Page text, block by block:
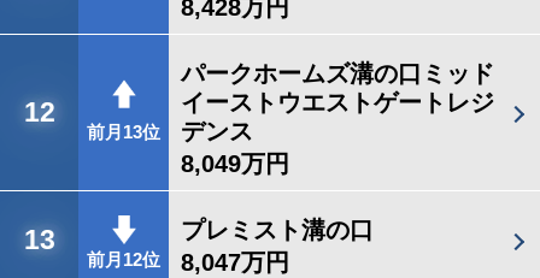
8,428万円
12
前月13位
パークホームズ溝の口ミッド
イーストウエストゲートレジ
デンス
8,049万円
13
前月12位
プレミスト溝の口
8,047万円